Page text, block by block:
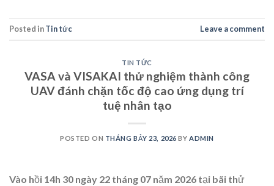
Posted inTin tức Leave a comment
TIN TỨC
VASA và VISAKAI thử nghiệm thành công
UAV đánh chặn tốc độ cao ứng dụng trí
tuệ nhân tạo
POSTED ON THÁNG BẢY 23, 2026 BYADMIN
Vào hồi 14h 30 ngày 22 tháng 07 năm 2026 tại bãi thử